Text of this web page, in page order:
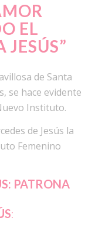
EL
JESÚS”
de Santa
se hace evidente
Instituto.
de Jesús la
Femenino
PATRONA
: